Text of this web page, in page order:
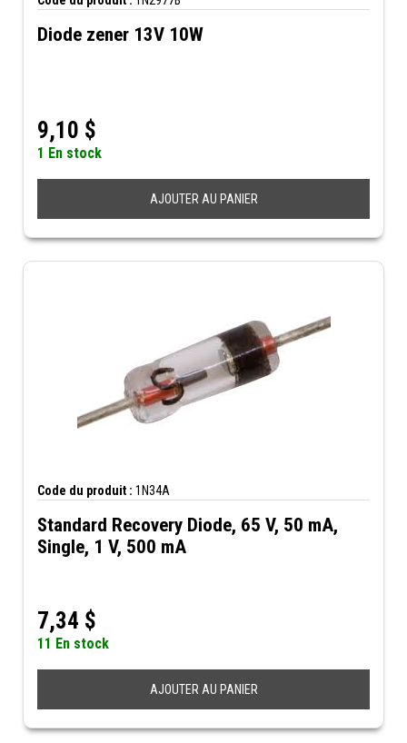
Diode zener 13V 10W
9,10 $
1 En stock
AJOUTER AU PANIER
Code du produit : 1N34A
Standard Recovery Diode, 65 V, 50 mA,
Single, 1 V, 500 mA
7,34 $
11 En stock
AJOUTER AU PANIER